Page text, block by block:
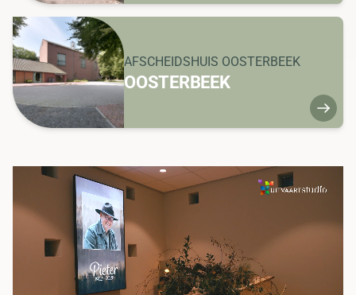
AFSCHEIDSHUIS OOSTERBEEK
OOSTERBEEK